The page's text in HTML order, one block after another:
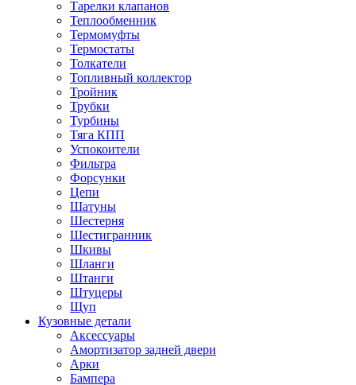
Тарелки клапанов
Теплообменник
Термомуфты
Термостаты
Толкатели
Топливный коллектор
Тройник
Трубки
Турбины
Тяга КПП
Успокоители
Фильтра
Форсунки
Цепи
Шатуны
Шестерня
Шестигранник
Шкивы
Шланги
Штанги
Штуцеры
Щуп
Кузовные детали
Аксессуары
Амортизатор задней двери
Арки
Бампера